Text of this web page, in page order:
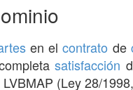
en elcontrato de
satisfacción
(Ley 28/